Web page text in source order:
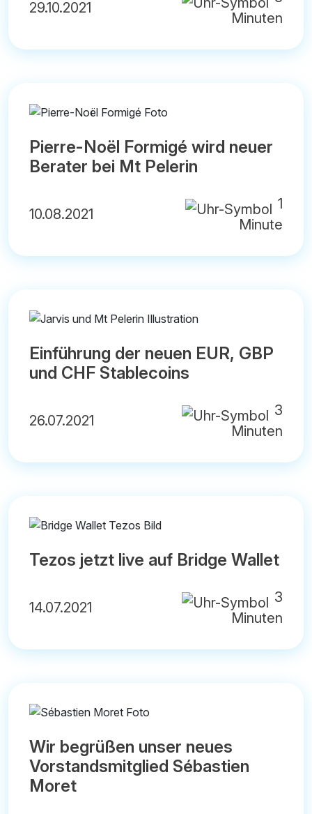
29.10.2021
Minuten
Pierre-Noël Formigé wird neuer
Berater bei Mt Pelerin
10.08.2021
1
Minute
Einführung der neuen EUR, GBP
und CHF Stablecoins
26.07.2021
3
Minuten
Tezos jetzt live auf Bridge Wallet
14.07.2021
3
Minuten
Wir begrüßen unser neues
Vorstandsmitglied Sébastien
Moret